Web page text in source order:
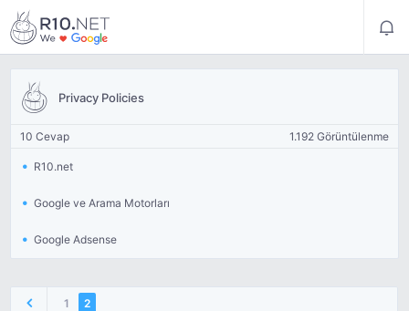
Privacy Policies
10 Cevap 1.192 Görüntülenme
R10.net
Google ve Arama Motorları
Google Adsense
1 2